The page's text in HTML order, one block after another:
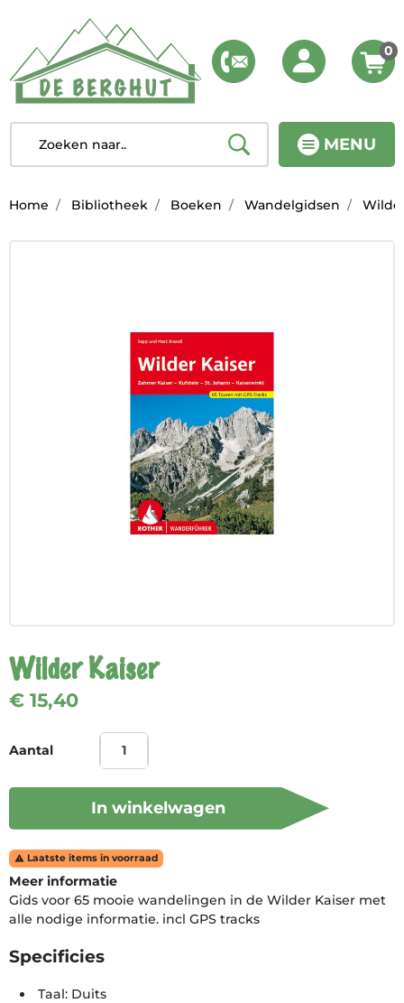
MENU
0
Home Bibliotheek Boeken Wandelgidsen
Wilder Kaiser
€ 15,40
Aantal
In winkelwagen
 Laatste items in voorraad
Meer informatie
Gids voor 65 mooie wandelingen in de Wilder Kaiser met
alle nodige informatie. incl GPS tracks
Specificies
Taal: Duits